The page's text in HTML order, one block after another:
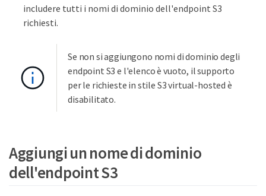
includere tutti i nomi di dominio dell'endpoint S3
richiesti.
Se non si aggiungono nomi di dominio degli
endpoint S3 e l'elenco è vuoto, il supporto
per le richieste in stile S3 virtual-hosted è
disabilitato.
Aggiungi un nome di dominio
dell'endpoint S3